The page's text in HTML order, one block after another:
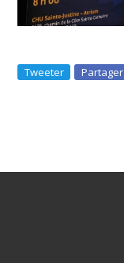
Tweeter Partager